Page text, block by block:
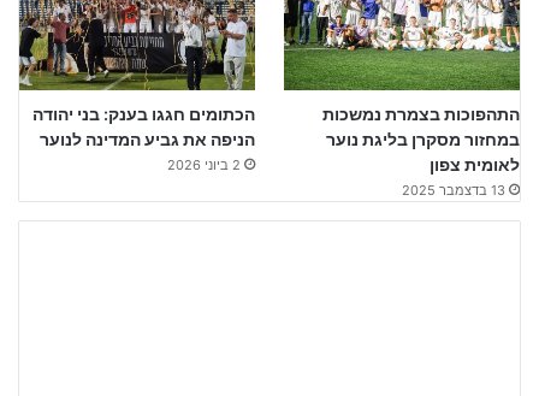
התהפוכות בצמרת נמשכות
במחזור מסקרן בליגת נוער
לאומית צפון
13 בדצמבר 2025
הכתומים חגגו בענק: בני יהודה
הניפה את גביע המדינה לנוער
2 ביוני 2026